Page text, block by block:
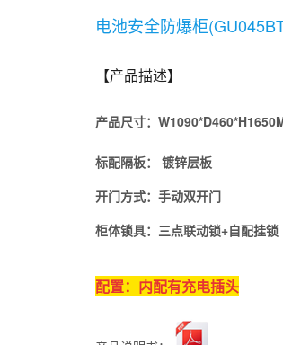
电池安全防爆柜
【产品描述】
产品尺寸：
标配隔板：
镀锌层板
开门方式： 手动双开门
柜体锁具： 三点联动锁+自配挂锁
配置：内配有充电插头